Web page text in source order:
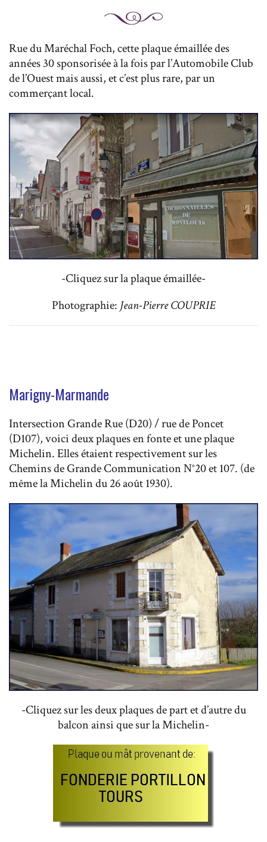
Rue du Maréchal Foch, cette plaque émaillée des
années 30 sponsorisée à la fois par l’Automobile Club
de l’Ouest mais aussi, et c’est plus rare, par un
commerçant local.
-Cliquez sur la plaque émaillée-
Photographie: Jean-Pierre COUPRIE
Marigny-Marmande
Intersection Grande Rue (D20) / rue de Poncet
(D107), voici deux plaques en fonte et une plaque
Michelin. Elles étaient respectivement sur les
Chemins de Grande Communication N°20 et 107. (de
même la Michelin du 26 août 1930).
-Cliquez sur les deux plaques de part et d’autre du
balcon ainsi que sur la Michelin-